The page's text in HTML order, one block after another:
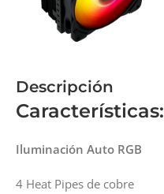
Descripción
Características:
Iluminación Auto RGB
4 Heat Pipes de cobre